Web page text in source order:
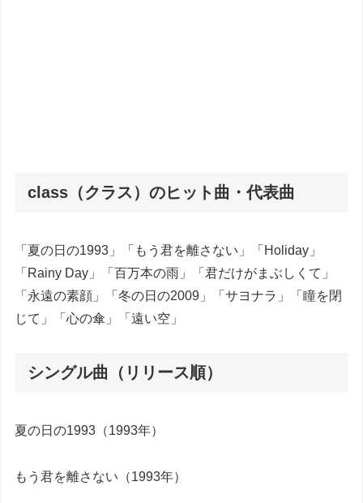
class（クラス）のヒット曲・代表曲
「夏の日の1993」「もう君を離さない」「Holiday」
「Rainy Day」「百万本の雨」「君だけがまぶしくて」
「永遠の素顔」「冬の日の2009」「サヨナラ」「瞳を閉
じて」「心の傘」「遠い空」
シングル曲（リリース順）
夏の日の1993（1993年）
もう君を離さない（1993年）